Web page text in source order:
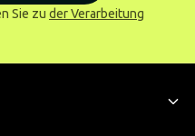
Sie zu der Verarbeitung